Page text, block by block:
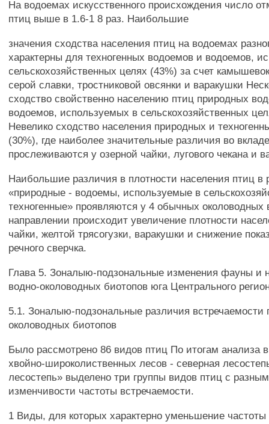
На водоемах искусственного происхождения число
птиц выше в 1.6-1 8 раз. Наибольшие
значения сходства населения птиц на водоемах
характерны для техногенных водоемов и водоемов,
сельскохозяйственных целях (43%) за счет
серой славки, тростниковой овсянки и варакушки
сходство свойственно населению птиц природных
водоемов, используемых в сельскохозяйственных
Невелико сходство населения природных и
(30%), где наиболее значительные различия во
прослеживаются у озерной чайки, лугового чекана и
Наибольшие различия в плотности населения птиц в
«природные - водоемы, используемые в
техногенные» проявляются у 4 обычных
направлении происходит увеличение плотности
чайки, желтой трясогузки, варакушки и снижение
речного сверчка.
Глава 5. Зоналыю-подзональные изменения фауны и
водно-околоводных биотопов юга Центрального
5.1. Зоналыю-подзональные различия встречаемости
околоводных биотопов
Было рассмотрено 86 видов птиц По итогам анализа
хвойно-широколиственных лесов - северная
лесостепь» выделено три группы видов птиц с
изменчивости частоты встречаемости.
1 Виды, для которых характерно уменьшение частоты